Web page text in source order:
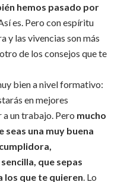
hemos pasado por
es. Pero con espíritu
y las vivencias son más
de los consejos que te
bien a nivel formativo:
en mejores
un trabajo. Pero mucho
una muy buena
que sepas
los que te quieren. Lo